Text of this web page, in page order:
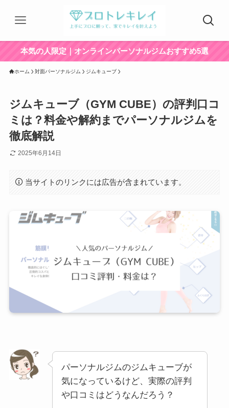
本気の人限定｜オンラインパーソナルジムおすすめ5選
ホーム 対面パーソナルジム ジムキューブ
ジムキューブ（GYM CUBE）の評判口コ
ミは？料金や解約までパーソナルジムを
徹底解説
2025年6月14日
当サイトのリンクには広告が含まれています。
パーソナルジムのジムキューブが
気になっているけど、実際の評判
や口コミはどうなんだろう？